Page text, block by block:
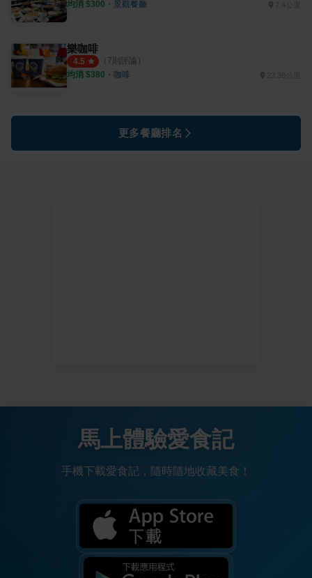
均消 $300 ・ 景觀餐廳 7.4公里
樂咖啡
4.5 （ 7則評論）
均消 $380 ・ 咖啡
更多餐廳排名
馬上體驗愛食記
手機下載愛食記，隨時隨地收藏美食！